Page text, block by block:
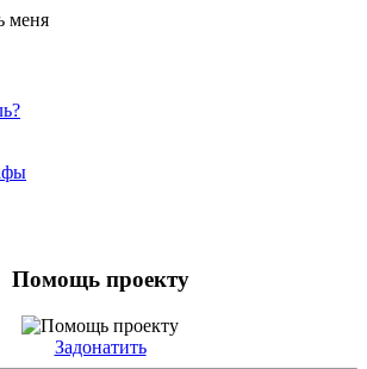
меня
Помощь проекту
Задонатить